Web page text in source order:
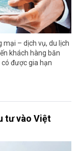
mại – dịch vụ, du lịch
khách hàng băn
được gia hạn
tư vào Việt